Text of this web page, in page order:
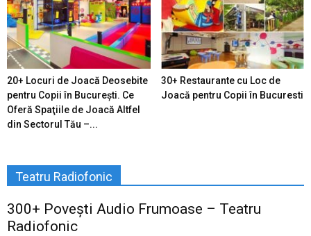
20+ Locuri de Joacă Deosebite
pentru Copii în Bucureşti. Ce
Oferă Spaţiile de Joacă Altfel
din Sectorul Tău –...
30+ Restaurante cu Loc de
Joacă pentru Copii în Bucuresti
Teatru Radiofonic
300+ Povești Audio Frumoase – Teatru
Radiofonic